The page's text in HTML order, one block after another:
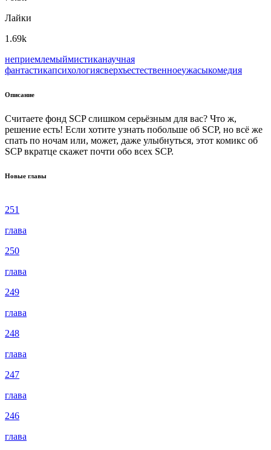
Лайки
1.69k
неприемлемыймистиканаучная
фантастикапсихологиясверхъестественноеужасыкомедия
Описание
Считаете фонд SCP слишком серьёзным для вас? Что ж,
решение есть! Если хотите узнать побольше об SCP, но всё же
спать по ночам или, может, даже улыбнуться, этот комикс об
SCP вкратце скажет почти обо всех SCP.
Новые главы
251
глава
250
глава
249
глава
248
глава
247
глава
246
глава